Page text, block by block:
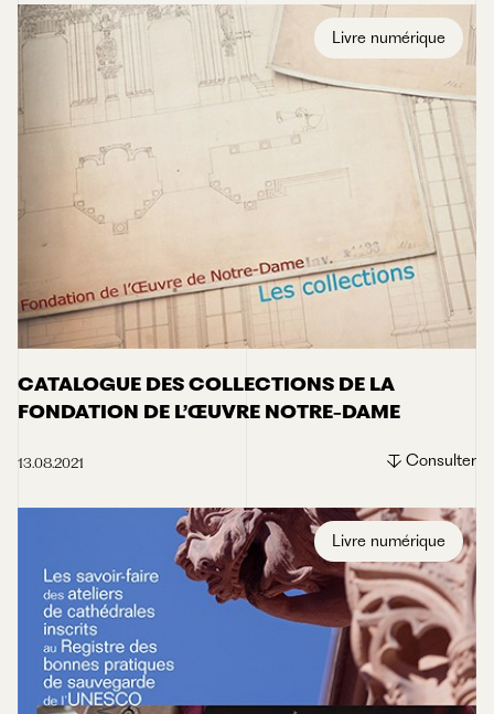
Programme & conférence Rapport & budget
Ressources externes Vidéo
Livre numérique
CATALOGUE DES COLLECTIONS DE LA
FONDATION DE L’ŒUVRE NOTRE-DAME
13.08.2021 Consulter
Livre numérique